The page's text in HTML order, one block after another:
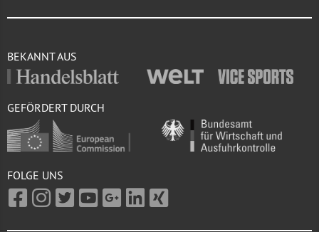
BEKANNT AUS
GEFÖRDERT DURCH
FOLGE UNS